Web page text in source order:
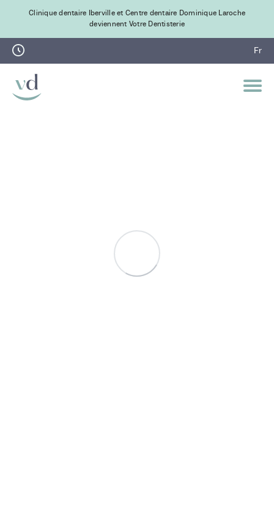
Clinique dentaire Iberville et Centre dentaire Dominique Laroche
deviennent Votre Dentisterie
Fr